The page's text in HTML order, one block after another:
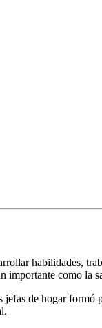
habilidades,
importante como la
de hogar formó